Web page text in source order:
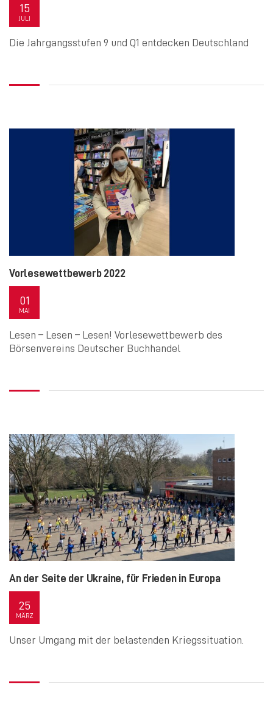
15
JULI
Die Jahrgangsstufen 9 und Q1 entdecken Deutschland
Vorlesewettbewerb 2022
01
MAI
Lesen – Lesen – Lesen! Vorlesewettbewerb des
Börsenvereins Deutscher Buchhandel
An der Seite der Ukraine, für Frieden in Europa
25
MÄRZ
Unser Umgang mit der belastenden Kriegssituation.